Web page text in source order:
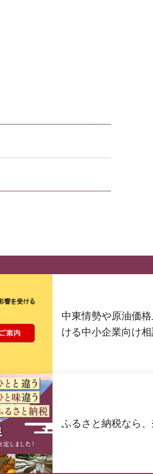
中東情勢や原油価
ける中小企業向け
ふるさと納税なら、